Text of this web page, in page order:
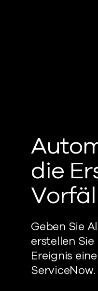
die
Geben Sie
erstellen
Ereignis
ServiceNow.